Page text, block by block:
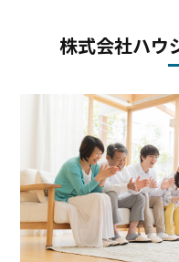
株式会社ハウ